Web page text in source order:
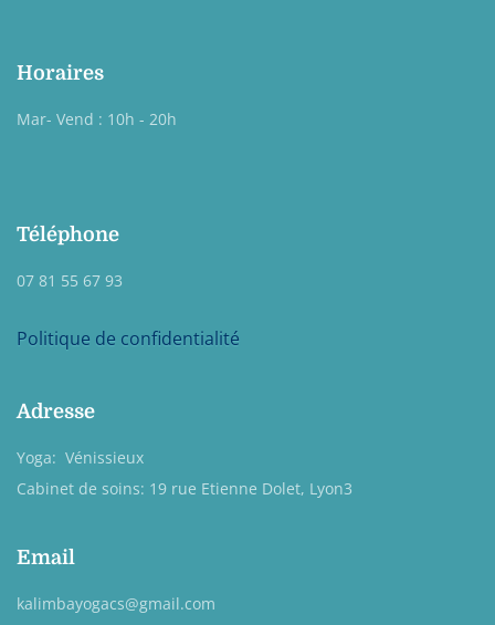
Horaires
Mar- Vend : 10h - 20h
Téléphone
07 81 55 67 93
Politique de confidentialité
Adresse
Yoga: Vénissieux
Cabinet de soins: 19 rue Etienne Dolet, Lyon3
Email
kalimbayogacs@gmail.com